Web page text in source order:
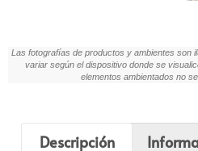
Las fotografías de productos y ambientes son
variar según el dispositivo donde se
elementos ambientados no
Descripción